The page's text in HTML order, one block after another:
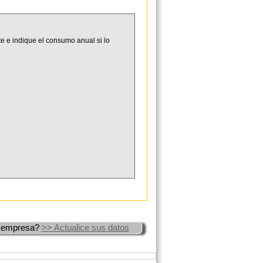
e indique el consumo anual si lo
>> Actualice sus datos